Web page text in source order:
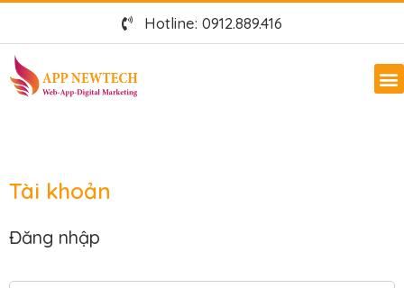
Hotline: 0912.889.416
Tài khoản
Đăng nhập